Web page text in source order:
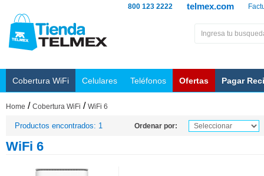
telmex.com
800 123 2222
Cobertura WiFi Celulares Teléfonos Ofertas Pagar
Home / Cobertura WiFi / WiFi 6
Productos encontrados: 1 Ordenar por:
WiFi 6